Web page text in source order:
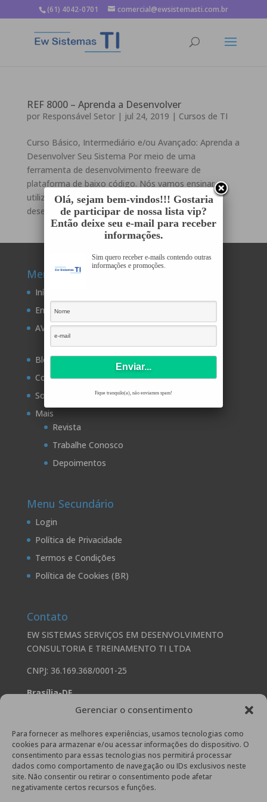
Gerenciar o consentimento
Para fornecer as melhores experiências, usamos tecnologias como
cookies para armazenar e/ou acessar informações do dispositivo. O
consentimento para essas tecnologias nos permitirá processar
dados como comportamento de navegação ou IDs exclusivos neste
site. Não consentir ou retirar o consentimento pode afetar
negativamente certos recursos e funções.
(61) 4042-0701 comercial@ewsistemasti.com.br
REF 8000 – Aprenda a Desenvolver
por Responsável Setor| jul 24, 2019 | Cursos de TI
Curso Básico, Intermediário e/ou Avançado: Aprenda a
Desenvolver Seu Sistema Por meio de uma
ferramenta de desenvolvimento freeware de
plataforma de baixo código. Nós vamos ensinar a
utilizar essa poderosa ferramenta de
desenvolvimento. Mas para isso acontecer é...
Menu Principal
Início
Empresa
AVA
Moodle
Blog
Contato
Sobre Nós
Mais
Revista
Trabalhe Conosco
Depoimentos
Menu Secundário
Login
Política de Privacidade
Termos e Condições
Política de Cookies (BR)
Contato
EW SISTEMAS SERVIÇOS EM DESENVOLVIMENTO
CONSULTORIA E TREINAMENTO TI LTDA
CNPJ: 36.169.368/0001-25
Brasília-DF
SHS Quadra 6, Conjunto A, Edifício Brasil 21 Bloco A
Sala 501, Asa Sul – Brasília – DF. CEP 70.316-000.
Comercial Whatsapp/Telefone: +55 (61) 4042-0701
comercial@ewsistemasti.com.br
Olá, sejam bem-vindos!!! Gostaria
de participar de nossa lista vip?
Então deixe seu e-mail para receber
informações.
Sim quero receber e-mails contendo outras
informações e promoções.
Fique tranquilo(a), não enviamos spam!